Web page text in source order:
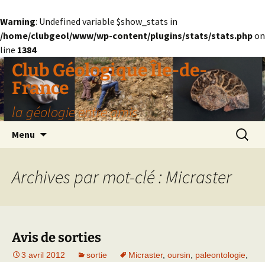
Warning: Undefined variable $show_stats in
/home/clubgeol/www/wp-content/plugins/stats/stats.phpon
line 1384
Aller
au
contenu
Club Géologique Île-de-
France
la géologie entre amis
Menu
Archives par mot-clé : Micraster
Avis de sorties
3 avril 2012 sortie Micraster, oursin paleontologie